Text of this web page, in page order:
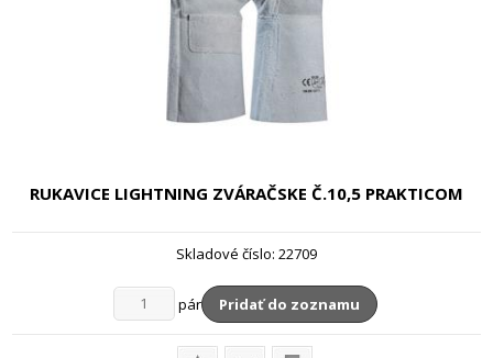
RUKAVICE LIGHTNING ZVÁRAČSKE Č.10,5 PRAKTICOM
Skladové číslo: 22709
pár Pridať do zoznamu